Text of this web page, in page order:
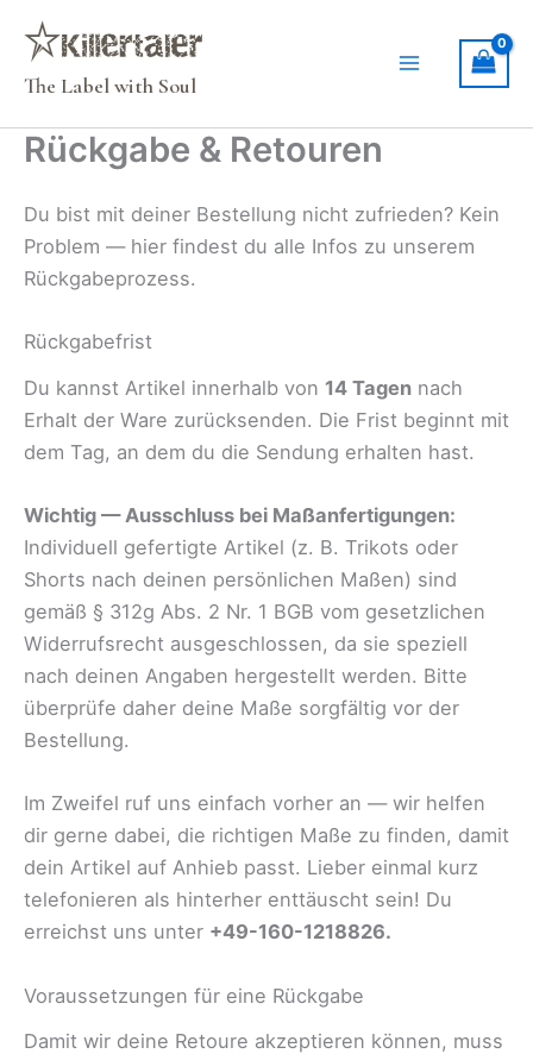
Inhalt
springen
The Label with Soul
Rückgabe & Retouren
Du bist mit deiner Bestellung nicht zufrieden? Kein
Problem — hier findest du alle Infos zu unserem
Rückgabeprozess.
Rückgabefrist
Du kannst Artikel innerhalb von 14 Tagen nach
Erhalt der Ware zurücksenden. Die Frist beginnt mit
dem Tag, an dem du die Sendung erhalten hast.
Wichtig — Ausschluss bei Maßanfertigungen:
Individuell gefertigte Artikel (z. B. Trikots oder
Shorts nach deinen persönlichen Maßen) sind
gemäß § 312g Abs. 2 Nr. 1 BGB vom gesetzlichen
Widerrufsrecht ausgeschlossen, da sie speziell
nach deinen Angaben hergestellt werden. Bitte
überprüfe daher deine Maße sorgfältig vor der
Bestellung.
Im Zweifel ruf uns einfach vorher an — wir helfen
dir gerne dabei, die richtigen Maße zu finden, damit
dein Artikel auf Anhieb passt. Lieber einmal kurz
telefonieren als hinterher enttäuscht sein! Du
erreichst uns unter +49-160-1218826.
Voraussetzungen für eine Rückgabe
Damit wir deine Retoure akzeptieren können, muss